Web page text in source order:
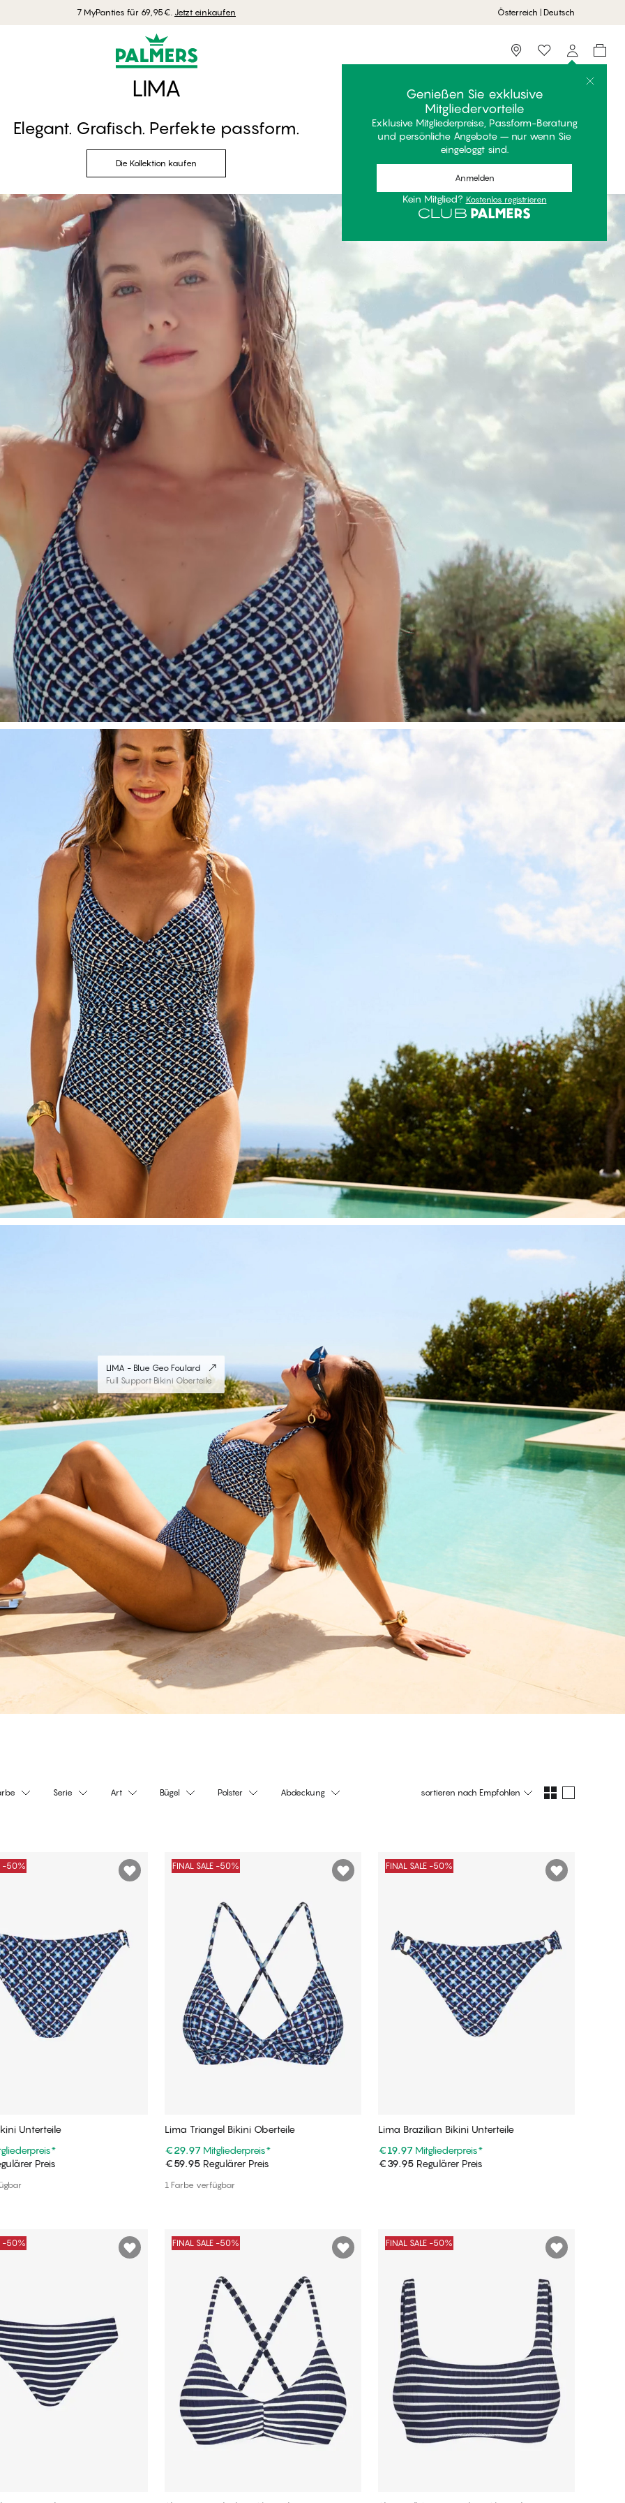
7 MyPanties für 69,95€. Jetzt einkaufen Österreich | Deutsch
Storefinder
Genießen Sie exklusive
Mitgliedervorteile
Exklusive Mitgliederpreise, Passform-Beratung
und persönliche Angebote – nur wenn Sie
eingeloggt sind.
Anmelden
Kein Mitglied? Kostenlos registrieren
LIMA
Elegant. Grafisch. Perfekte passform.
Die Kollektion kaufen
LIMA - Blue Geo Foulard
Full Support Bikini Oberteile
#30
Shoppen Sie Ihren Look
LIMA - Blue Geo Foulard
Badeanzug
LIMA - Blue Geo Foulard
Full Support Bikini Oberteile
Serie Art Bügel Polster Abdeckung sortieren nach Empfohlen
-50%
Unterteile
*
Preis
FINAL SALE -50%
Lima Triangel Bikini Oberteile
€29.97 Mitgliederpreis*
€59.95 Regulärer Preis
1 Farbe verfügbar
FINAL SALE -50%
Lima Brazilian Bikini Unterteile
€19.97 Mitgliederpreis*
€39.95 Regulärer Preis
-50% FINAL SALE -50% FINAL SALE -50%